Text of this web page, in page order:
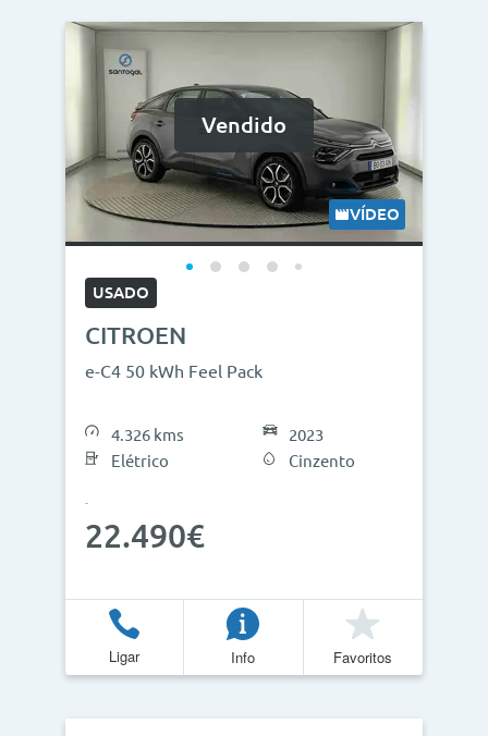
0g/km 300g/km
Campanha
Vendido
VÍDEO
USADO
CITROEN
e-C4 50 kWh Feel Pack
4.326 kms
Elétrico
2023
Cinzento
22.490€
Ligar Info Favoritos